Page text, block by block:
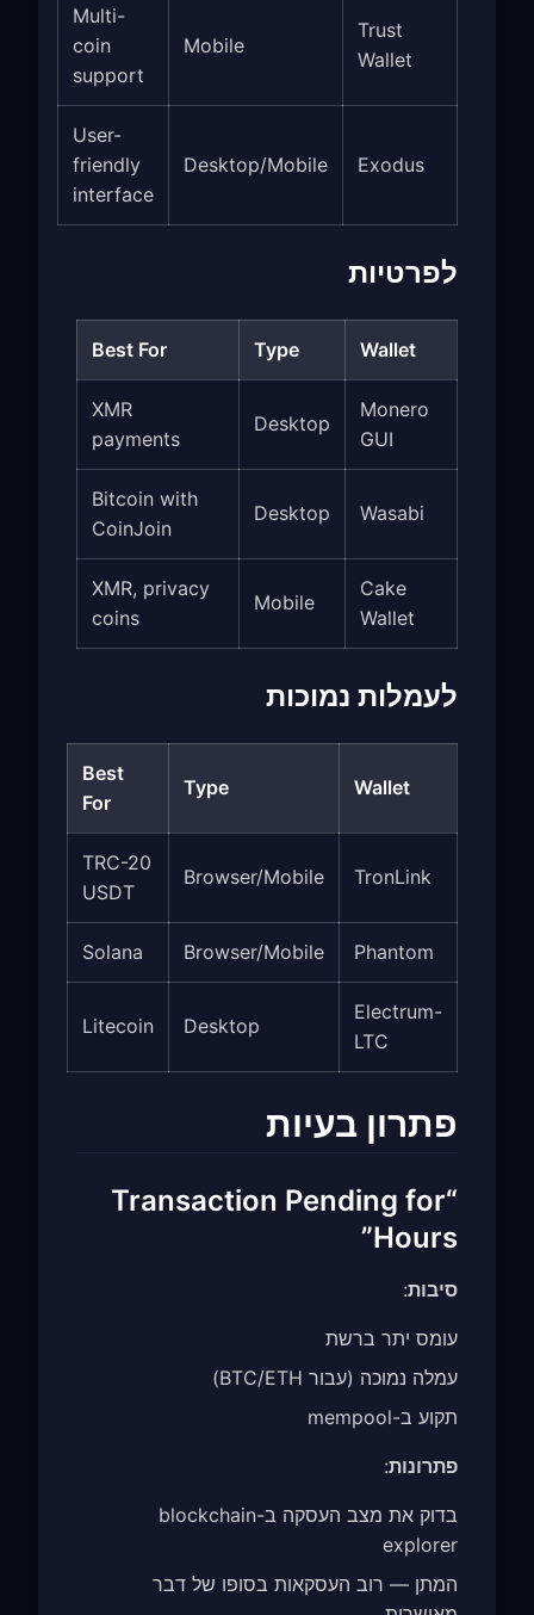
Trust
Wallet
Mobile
Multi-
coin
support
Exodus
Desktop/Mobile
User-
friendly
interface
לפרטיות
Wallet
Type
Best For
Monero
GUI
Desktop
XMR
payments
Wasabi
Desktop
Bitcoin with
CoinJoin
Cake
Wallet
Mobile
XMR, privacy
coins
לעמלות נמוכות
Wallet
Type
Best
For
TronLink
Browser/Mobile
TRC-20
USDT
Phantom
Browser/Mobile
Solana
Electrum-
LTC
Desktop
Litecoin
פתרון בעיות
“Transaction Pending for
Hours”
סיבות:
עומס יתר ברשת
עמלה נמוכה (עבור BTC/ETH)
תקוע ב-mempool
פתרונות:
בדוק את מצב העסקה ב-blockchain
explorer
המתן — רוב העסקאות בסופו של דבר